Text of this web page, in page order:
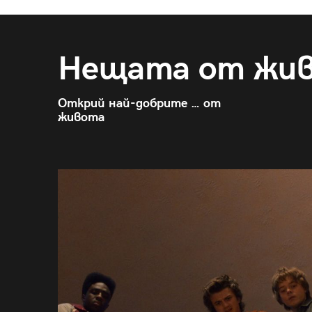
Нещата от
Открий най-добрите … от
живота